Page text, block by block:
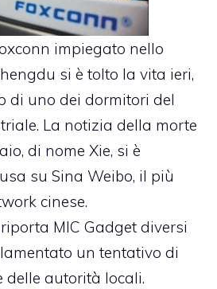
impiegato nello
si è tolto la vita ieri,
di uno dei dormitori del
La notizia della morte
di nome Xie, si è
su Sina Weibo, il più
cinese.
MIC Gadget diversi
un tentativo di
autorità locali.